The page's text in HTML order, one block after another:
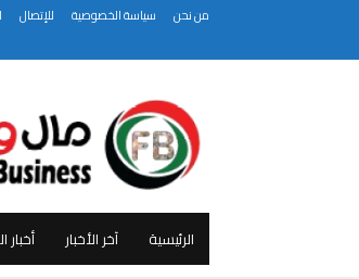
للإتصال سياسة الخصوصية من نحن
الرئيسية آخر الأخبار